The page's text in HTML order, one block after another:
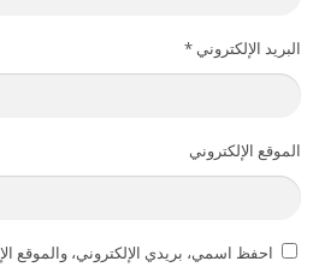
البريد الإلكتروني *
الموقع الإلكتروني
احفظ اسمي، بريدي الإلكتروني، والموقع